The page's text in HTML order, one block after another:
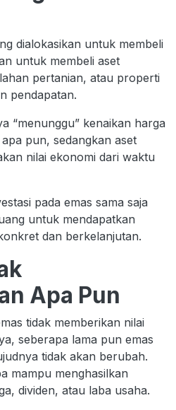
dialokasikan untuk membeli
untuk membeli aset
pertanian, atau properti
pendapatan.
“menunggu” kenaikan harga
pun, sedangkan aset
nilai ekonomi dari waktu
pada emas sama saja
untuk mendapatkan
dan berkelanjutan.
Apa Pun
tidak memberikan nilai
seberapa lama pun emas
tidak akan berubah.
mampu menghasilkan
dividen, atau laba usaha.